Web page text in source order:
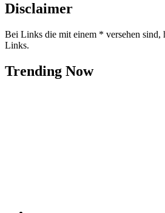
Disclaimer
Bei Links die mit einem * versehen sind,
Links.
Trending Now